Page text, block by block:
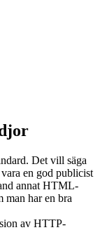
Det vill säga
en god publicist
annat HTML-
man har en bra
av HTTP-